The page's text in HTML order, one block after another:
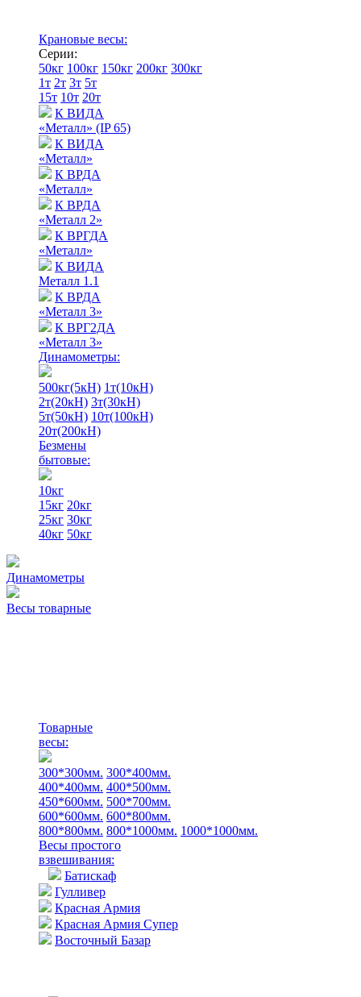
Крановые весы:
Серии:
50кг 100кг 150кг 200кг 300кг
1т 2т 3т 5т
15т 10т 20т
К ВИДА
«Металл» (IP 65)
К ВИДА
«Металл»
К ВРДА
«Металл»
К ВРДА
«Металл 2»
К ВРГДА
«Металл»
К ВИДА
Металл 1.1
К ВРДА
«Металл 3»
К ВРГ2ДА
«Металл 3»
Динамометры:
500кг(5кН) 1т(10кН)
2т(20кН) 3т(30кН)
5т(50кН) 10т(100кН)
20т(200кН)
Безмены
бытовые:
10кг
15кг 20кг
25кг 30кг
40кг 50кг
Динамометры
Весы товарные
Товарные
весы:
300*300мм. 300*400мм.
400*400мм. 400*500мм.
450*600мм. 500*700мм.
600*600мм. 600*800мм.
800*800мм. 800*1000мм. 1000*1000мм.
Весы простого
взвешивания:
Батискаф
Гулливер
Красная Армия
Красная Армия Супер
Восточный Базар